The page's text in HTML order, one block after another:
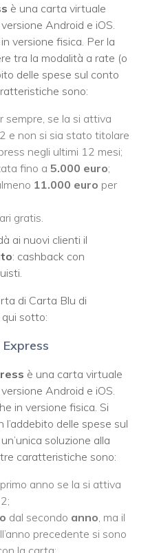
è una carta virtuale
Android e iOS.
versione fisica. Per la
tra la modalità a rate (o
delle spese sul conto
sono:
se la si attiva
e non si sia stato titolare
negli ultimi 12 mesi;
fino a 5.000 euro;
11.000 euro per
gratis.
ai nuovi clienti il
: cashback con
di Carta Blu di
sotto:
è una carta virtuale
Android e iOS.
in versione fisica. Si
delle spese sul
soluzione alla
caratteristiche sono:
anno se la si attiva
dal secondo anno , ma il
precedente si sono
la carta;